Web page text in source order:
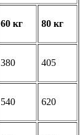
60 кг 80 кг
380 405
540 620